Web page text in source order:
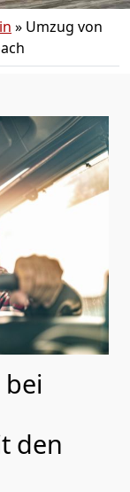
» Umzug von
den